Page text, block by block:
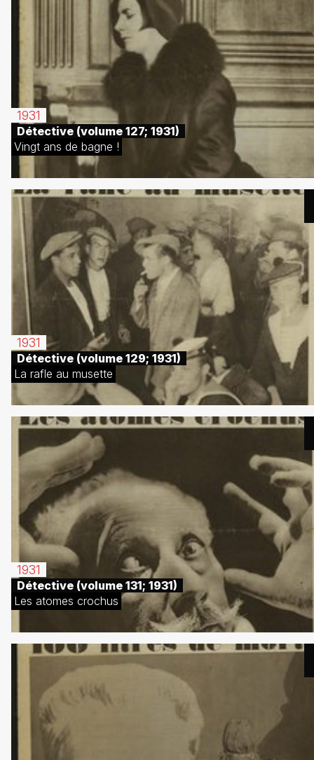
1931
Détective (volume 127; 1931)
Vingt ans de bagne !
1931
Détective (volume 129; 1931)
La rafle au musette
1931
Détective (volume 131; 1931)
Les atomes crochus